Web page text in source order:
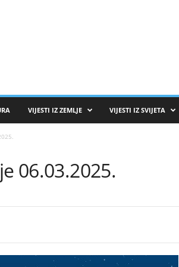
VIJESTI IZ ZEMLJE VIJESTI IZ SVIJETA
06.03.2025.